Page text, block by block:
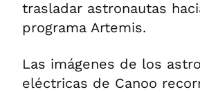
trasladar astronautas
programa Artemis.
Las imágenes de los
eléctricas de Canoo